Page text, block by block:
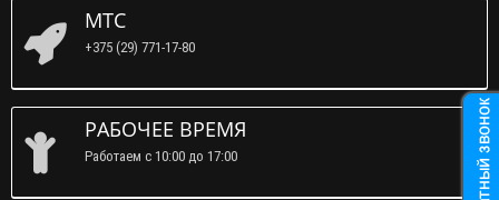
МТС
+375 (29) 771-17-80
РАБОЧЕЕ ВРЕМЯ
Работаем c 10:00 до 17:00